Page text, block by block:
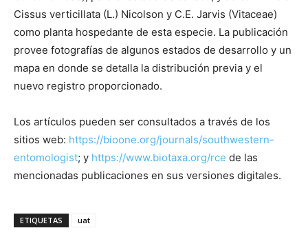
Cissus verticillata (L.) Nicolson y C.E. Jarvis (Vitaceae)
como planta hospedante de esta especie. La publicación
provee fotografías de algunos estados de desarrollo y un
mapa en donde se detalla la distribución previa y el
nuevo registro proporcionado.
Los artículos pueden ser consultados a través de los
sitios web: https://bioone.org/journals/southwestern-
entomologist; y https://www.biotaxa.org/rce de las
mencionadas publicaciones en sus versiones digitales.
ETIQUETAS uat